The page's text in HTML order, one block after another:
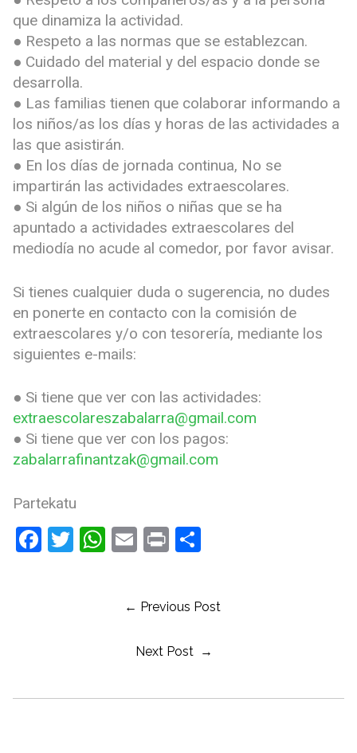
que dinamiza la actividad.
● Respeto a las normas que se establezcan.
● Cuidado del material y del espacio donde se
desarrolla.
● Las familias tienen que colaborar informando a
los niños/as los días y horas de las actividades a
las que asistirán.
● En los días de jornada continua, No se
impartirán las actividades extraescolares.
● Si algún de los niños o niñas que se ha
apuntado a actividades extraescolares del
mediodía no acude al comedor, por favor avisar.
Si tienes cualquier duda o sugerencia, no dudes
en ponerte en contacto con la comisión de
extraescolares y/o con tesorería, mediante los
siguientes e-mails:
● Si tiene que ver con las actividades:
extraescolareszabalarra@gmail.com
● Si tiene que ver con los pagos:
zabalarrafinantzak@gmail.com
Partekatu
Facebook
Twitter
WhatsApp
Email
PrintCompartir
← Previous Post
Next Post →